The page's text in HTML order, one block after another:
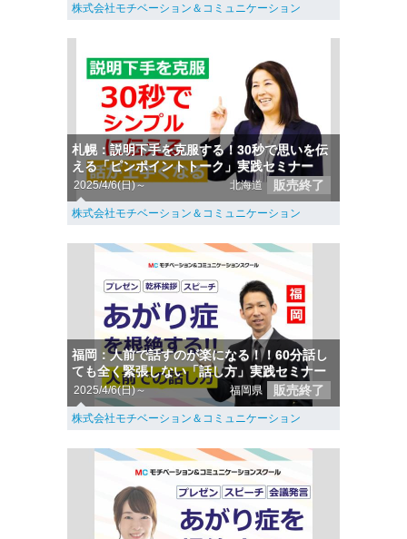
株式会社モチベーション＆コミュニケーション
札幌：説明下手を克服する！30秒で思いを伝
える「ピンポイントトーク」実践セミナー
2025/4/6(日)～ 北海道 販売終了
株式会社モチベーション＆コミュニケーション
福岡：人前で話すのが楽になる！！60分話し
ても全く緊張しない「話し方」実践セミナー
2025/4/6(日)～ 福岡県 販売終了
株式会社モチベーション＆コミュニケーション